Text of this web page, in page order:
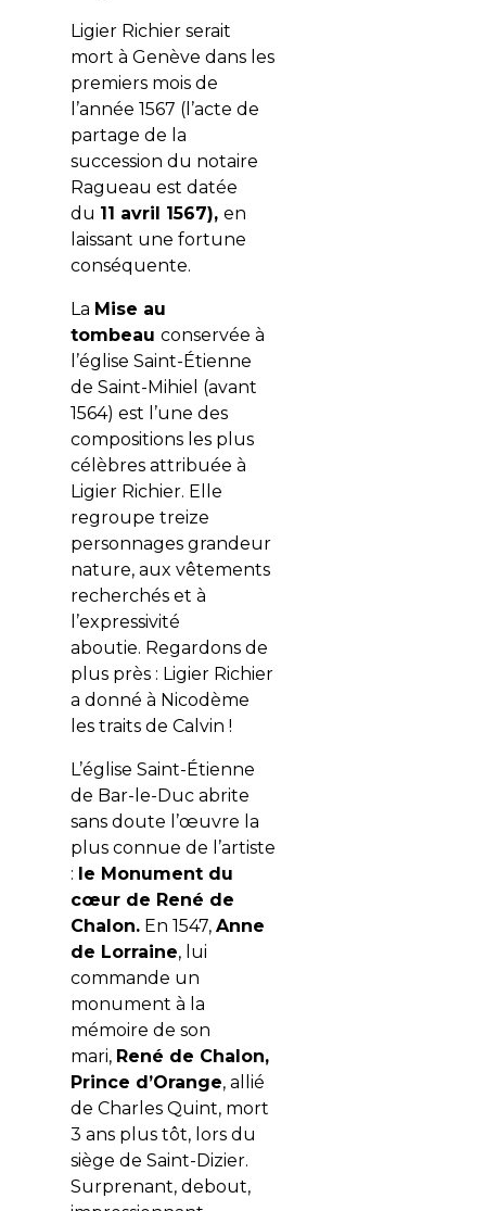
Ligier Richier serait
mort à Genève dans les
premiers mois de
l’année 1567 (l’acte de
partage de la
succession du notaire
Ragueau est datée
du 11 avril 1567), en
laissant une fortune
conséquente.
La Mise au
tombeau conservée à
l’église Saint-Étienne
de Saint-Mihiel (avant
1564) est l’une des
compositions les plus
célèbres attribuée à
Ligier Richier. Elle
regroupe treize
personnages grandeur
nature, aux vêtements
recherchés et à
l’expressivité
aboutie. Regardons de
plus près : Ligier Richier
a donné à Nicodème
les traits de Calvin !
L’église Saint-Étienne
de Bar-le-Duc abrite
sans doute l’œuvre la
plus connue de l’artiste
: le Monument du
cœur de René de
Chalon. En 1547, Anne
de Lorraine, lui
commande un
monument à la
mémoire de son
mari, René de Chalon,
Prince d’Orange, allié
de Charles Quint, mort
3 ans plus tôt, lors du
siège de Saint-Dizier.
Surprenant, debout,